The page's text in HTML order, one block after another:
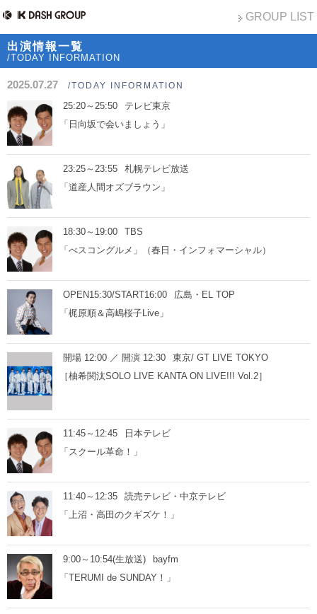
GROUP LIST
出演情報一覧
/TODAY INFORMATION
2025.07.27 /TODAY INFORMATION
25:20～25:50
テレビ東京
「日向坂で会いましょう」
23:25～23:55
札幌テレビ放送
「道産人間オズブラウン」
18:30～19:00
TBS
「べスコングルメ」（春日・インフォマーシャル）
OPEN15:30/START16:00
広島・EL TOP
「梶原順＆高嶋桜子Live」
開場 12:00 ／ 開演 12:30
東京/ GT LIVE TOKYO
［柚希関汰SOLO LIVE KANTA ON LIVE!!! Vol.2］
11:45～12:45
日本テレビ
「スクール革命！」
11:40～12:35
読売テレビ・中京テレビ
「上沼・高田のクギズケ！」
9:00～10:54(生放送)
bayfm
「TERUMI de SUNDAY！」